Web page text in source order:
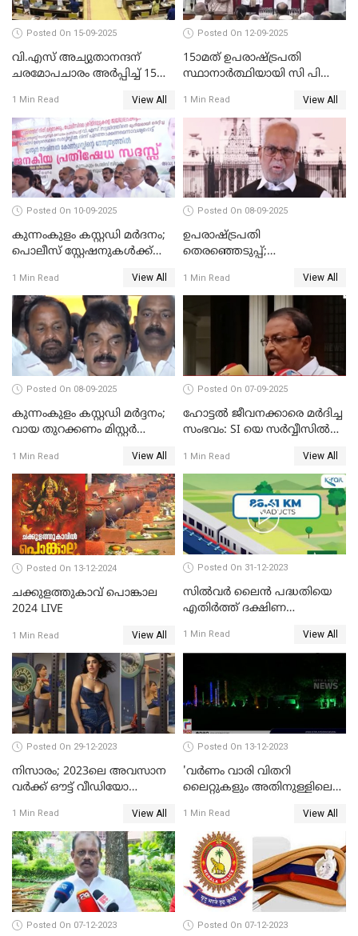
Posted On 15-09-2025
വി.എസ് അച്യുതാനന്ദന്
ചരമോപചാരം അർപ്പിച്ച് 15-ാം
സമ്മേളനത്തിന് തുടക്കം
WATCH VIDEO
1 Min Read View All
Posted On 12-09-2025
15ാമത് ഉപരാഷ്ട്രപതി
സ്ഥാനാര്‍ത്ഥിയായി സി പി
സത്യപ്രതിജ്ഞ ചെയ്തു
WATCH VIDEO
1 Min Read View All
Posted On 10-09-2025
കുന്നംകുളം കസ്റ്റഡി മര്‍ദനം;
പൊലീസ് സ്റ്റേഷനുകൾക്ക്
സദസ്സ്
1 Min Read View All
Posted On 08-09-2025
ഉപരാഷ്ട്രപതി
തെരഞ്ഞെടുപ്പ്;
സന്ദേശവുമായി ജസ്റ്റിസ് ബി.
സുദര്‍ശന്‍ റെഡ്ഡി
1 Min Read View All
Posted On 08-09-2025
കുന്നംകുളം കസ്റ്റഡി മര്‍ദ്ദനം;
വായ തുറക്കണം മിസ്റ്റര്‍
വേണുഗോപാൽ
1 Min Read View All
Posted On 07-09-2025
ഹോട്ടൽ ജീവനക്കാരെ മർദിച്ച
സംഭവം: SI യെ സർവ്വീസിൽ
പി ഔസേപ്പ്
1 Min Read View All
Posted On 13-12-2024
ചക്കുളത്തുകാവ് പൊങ്കാല
2024 LIVE
1 Min Read View All
Posted On 31-12-2023
സില്‍വര്‍ ലൈന്‍ പദ്ധതിയെ
എതിര്‍ത്ത് ദക്ഷിണ
1 Min Read View All
Posted On 29-12-2023
നിസാരം; 2023ലെ അവസാന
വർക്ക് ഔട്ട് വീഡിയോ
1 Min Read View All
Posted On 13-12-2023
'വര്‍ണം വാരി വിതറി
ലൈറ്റുകളും അതിനുള്ളിലെ
അണിഞ്ഞൊരുങ്ങി എസ് ബി
കോളേജ് മൈതാനം
1 Min Read View All
Posted On 07-12-2023 Posted On 07-12-2023